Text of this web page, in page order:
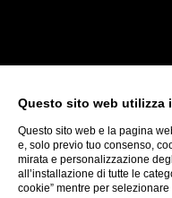
Palazzo
Questo sito web utilizza
Questo sito web e la pagina
e, solo previo tuo consenso,
mirata e personalizzazione
all’installazione di tutte le
cookie” mentre per